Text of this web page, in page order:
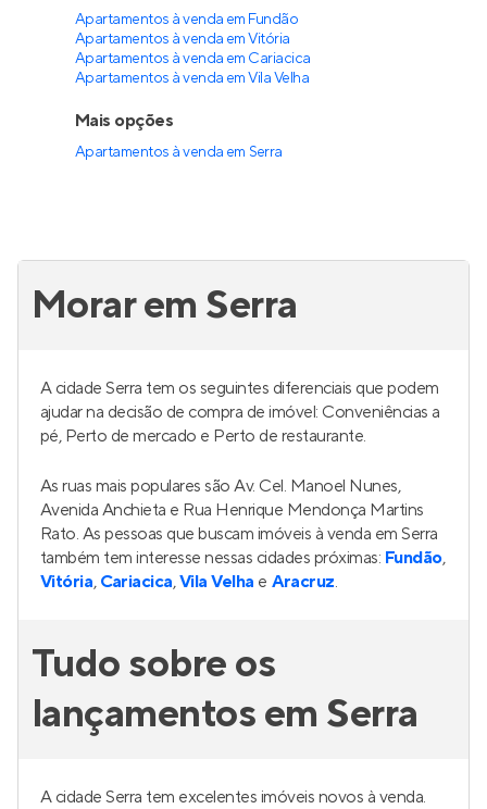
Apartamentos à venda em Fundão
Apartamentos à venda em Vitória
Apartamentos à venda em Cariacica
Apartamentos à venda em Vila Velha
Mais opções
Apartamentos à venda em Serra
Morar em Serra
A cidade Serra tem os seguintes diferenciais que podem
ajudar na decisão de compra de imóvel: Conveniências a
pé, Perto de mercado e Perto de restaurante.
As ruas mais populares são Av. Cel. Manoel Nunes,
Avenida Anchieta e Rua Henrique Mendonça Martins
Rato. As pessoas que buscam imóveis à venda em Serra
também tem interesse nessas cidades próximas: Fundão,
Vitória, Cariacica,Vila Velha e Aracruz.
Tudo sobre os
lançamentos em Serra
A cidade Serra tem excelentes imóveis novos à venda.